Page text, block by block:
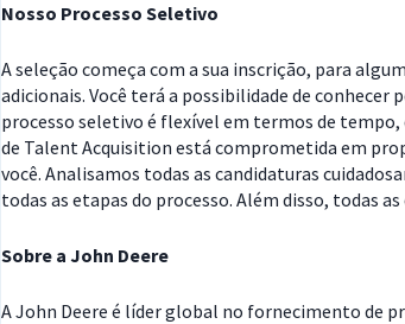
Nosso Processo Seletivo
A seleção começa com a sua inscrição, para
adicionais. Você terá a possibilidade de conhecer
processo seletivo é flexível em termos de tempo,
de Talent Acquisition está comprometida em
você. Analisamos todas as candidaturas
todas as etapas do processo. Além disso, todas
Sobre a John Deere
A John Deere é líder global no fornecimento de